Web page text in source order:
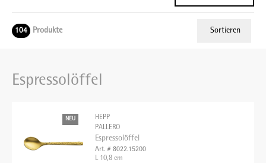
104 Produkte Sortieren
Espressolöffel
NEU
HEPP
PALLERO
Espressolöffel
Art. # 8022.15200
L 10,8 cm